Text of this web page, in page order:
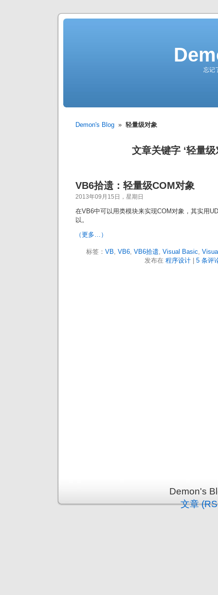
忘记
Demon's Blog » 轻量级对象
文章关键字 ‘轻量级
VB6拾遗：轻量级COM对象
2013年09月15日，星期日
在VB6中可以用类模块来实现COM对象，其实用
以。
（更多…）
标签： VB, VB6, VB6拾遗, Visual Basic,
发布在 程序设计| 5 条评
Demon's
文章